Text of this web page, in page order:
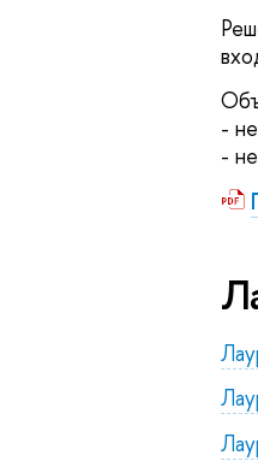
-
-